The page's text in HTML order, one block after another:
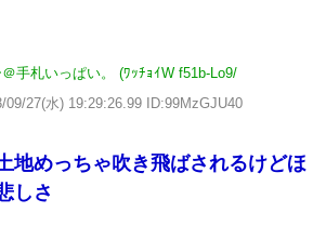
手札いっぱい。 (ﾜｯﾁｮｲW f51b-Lo9/
09/27(水) 19:29:26.99 ID:99MzGJU40
地めっちゃ吹き飛ばされるけどほ
しさ